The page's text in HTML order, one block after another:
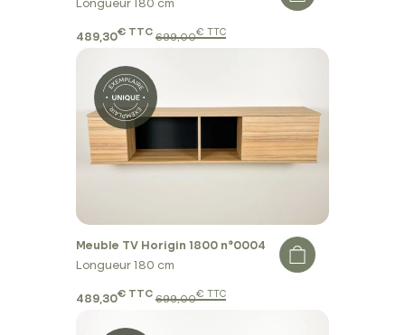
Longueur 180 cm
489,30€ TTC
699,00
€ TTC
Meuble TV Horigin 1800 n°0004
Longueur 180 cm
489,30€ TTC
699,00
€ TTC